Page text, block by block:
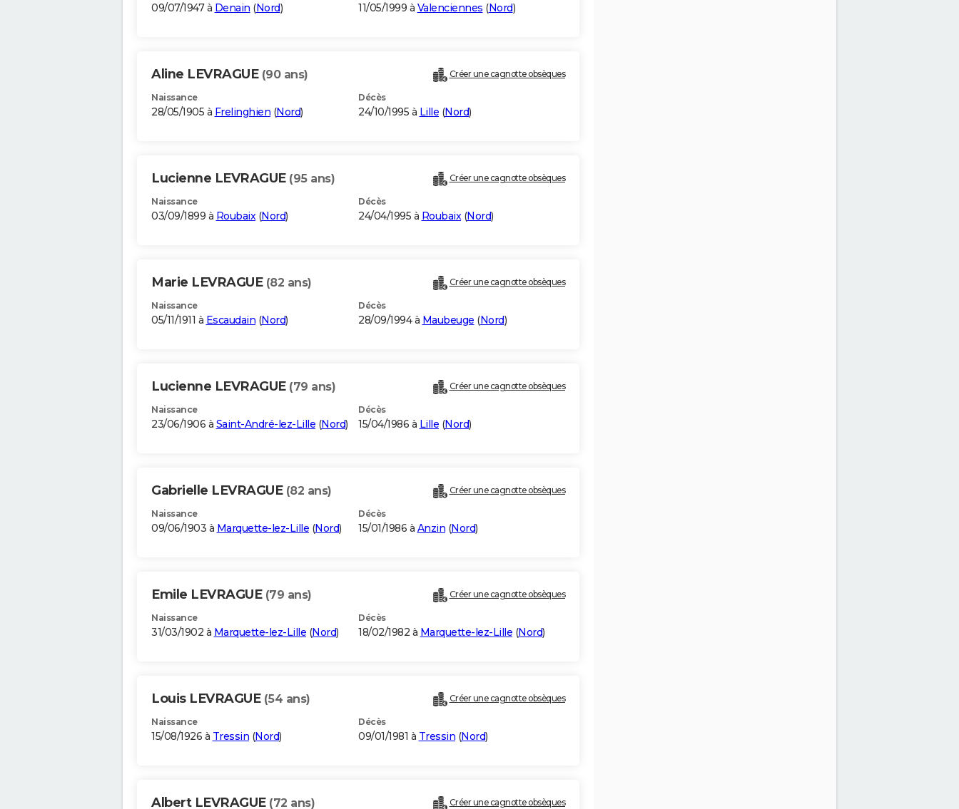
09/07/1947 à Denain (Nord) 11/05/1999 à Valenciennes (Nord)
Aline LEVRAGUE (90 ans) Créer une cagnotte obsèques
Naissance
28/05/1905 à Frelinghien (Nord)
Décès
24/10/1995 à Lille (Nord)
Lucienne LEVRAGUE (95 ans) Créer une cagnotte obsèques
Naissance
03/09/1899 à Roubaix(Nord)
Décès
24/04/1995 à Roubaix(Nord)
Marie LEVRAGUE (82 ans) Créer une cagnotte obsèques
Naissance
05/11/1911 à Escaudain (Nord)
Décès
28/09/1994 à Maubeuge (Nord)
Lucienne LEVRAGUE (79 ans) Créer une cagnotte obsèques
Naissance
23/06/1906 à Saint-André-lez-Lille (Nord)
Décès
15/04/1986 à Lille (Nord)
Gabrielle LEVRAGUE (82 ans) Créer une cagnotte obsèques
Naissance
09/06/1903 à Marquette-lez-Lille (Nord)
Décès
15/01/1986 à Anzin (Nord)
Emile LEVRAGUE (79 ans) Créer une cagnotte obsèques
Naissance
31/03/1902 à Marquette-lez-Lille (Nord)
Décès
18/02/1982 à Marquette-lez-Lille (Nord)
Louis LEVRAGUE (54 ans) Créer une cagnotte obsèques
Naissance
15/08/1926 à Tressin (Nord)
Décès
09/01/1981 à Tressin (Nord)
Albert LEVRAGUE (72 ans) Créer une cagnotte obsèques